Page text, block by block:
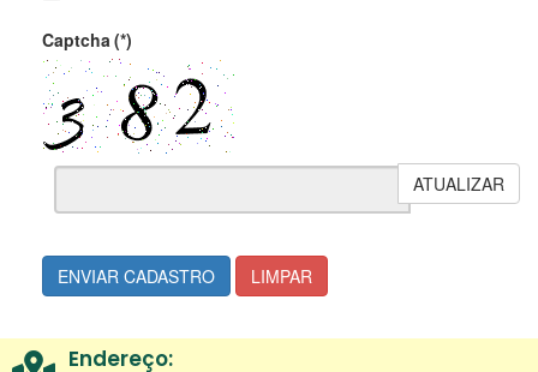
Captcha (*)
ATUALIZAR
ENVIAR CADASTRO LIMPAR
Endereço: